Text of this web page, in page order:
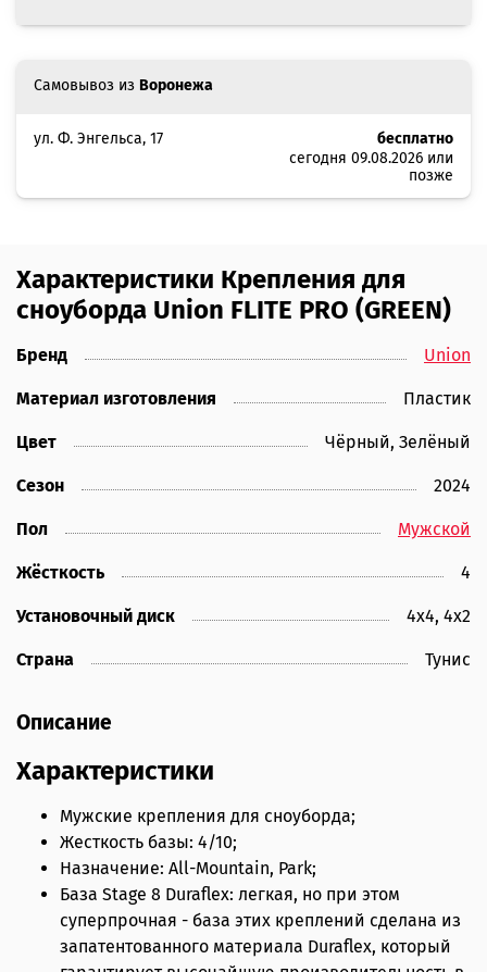
Самовывоз из Воронежа
ул. Ф. Энгельса, 17
бесплатно
сегодня 09.08.2026 или
позже
Характеристики Крепления для
сноуборда Union FLITE PRO (GREEN)
Бренд Union
Материал изготовления Пластик
Цвет Чёрный, Зелёный
Сезон 2024
Пол Мужской
Жёсткость 4
Установочный диск 4х4, 4x2
Страна Тунис
Описание
Характеристики
Мужские крепления для сноуборда;
Жесткость базы: 4/10;
Назначение: All-Mountain, Park;
База Stage 8 Duraflex: легкая, но при этом
суперпрочная - база этих креплений сделана из
запатентованного материала Duraflex, который